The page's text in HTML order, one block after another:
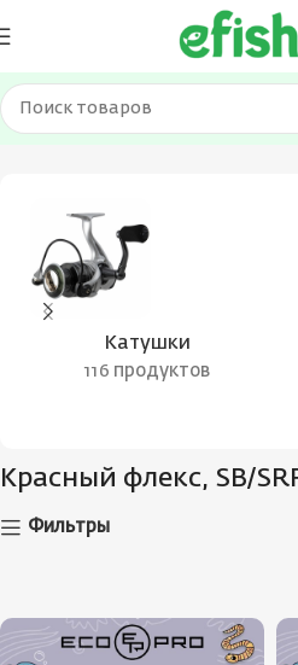
Главная Товар Цвет блесны
Катушки
116 продуктов
Красный флекс, SB/
Фильтры